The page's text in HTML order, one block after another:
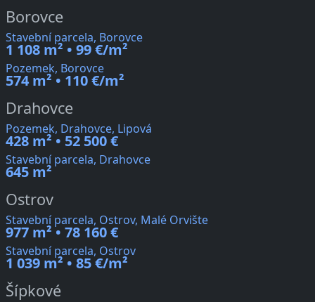
Borovce
Stavební parcela, Borovce
1 108 m² • 99 €/m²
Pozemek, Borovce
574 m² • 110 €/m²
Drahovce
Pozemek, Drahovce, Lipová
428 m² • 52 500 €
Stavební parcela, Drahovce
645 m²
Ostrov
Stavební parcela, Ostrov, Malé Orvište
977 m² • 78 160 €
Stavební parcela, Ostrov
1 039 m² • 85 €/m²
Šípkové